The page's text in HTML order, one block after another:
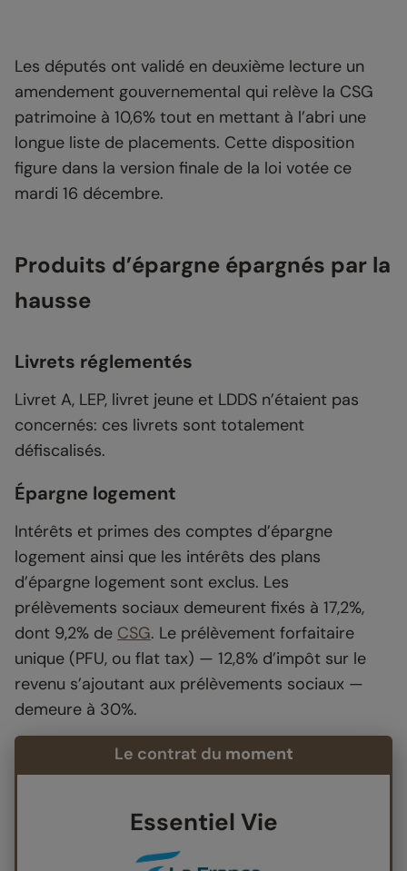
Les députés ont validé en deuxième lecture un
amendement gouvernemental qui relève la CSG
patrimoine à 10,6% tout en mettant à l’abri une
longue liste de placements. Cette disposition
figure dans la version finale de la loi votée ce
mardi 16 décembre.
Produits d’épargne épargnés par la
hausse
Livrets réglementés
Livret A, LEP, livret jeune et LDDS n’étaient pas
concernés: ces livrets sont totalement
défiscalisés.
Épargne logement
Intérêts et primes des comptes d’épargne
logement ainsi que les intérêts des plans
d’épargne logement sont exclus. Les
prélèvements sociaux demeurent fixés à 17,2%,
dont 9,2% de CSG. Le prélèvement forfaitaire
unique (PFU, ou flat tax) — 12,8% d’impôt sur le
revenu s’ajoutant aux prélèvements sociaux —
demeure à 30%.
Le contrat du moment
Essentiel Vie